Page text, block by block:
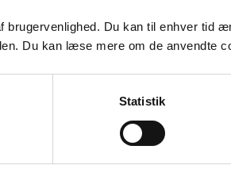
brugervenlighed. Du kan til enhver tid
Du kan læse mere om de anvendte
Statistik